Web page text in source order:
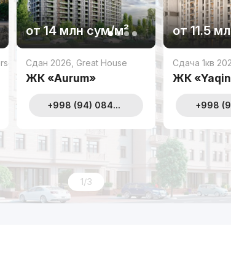
Development
от14 млн сум/м²
Сдан 2026 Great House
ЖК «Aurum»
+998 (94) 084...
от11.5
Сдача 1кв
ЖК
+998
1/3